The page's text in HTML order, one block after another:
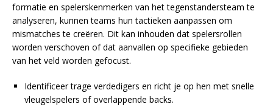
formatie en spelerskenmerken van het tegenstandersteam te
analyseren, kunnen teams hun tactieken aanpassen om
mismatches te creëren. Dit kan inhouden dat spelersrollen
worden verschoven of dat aanvallen op specifieke gebieden
van het veld worden gefocust.
Identificeer trage verdedigers en richt je op hen met snelle
vleugelspelers of overlappende backs.